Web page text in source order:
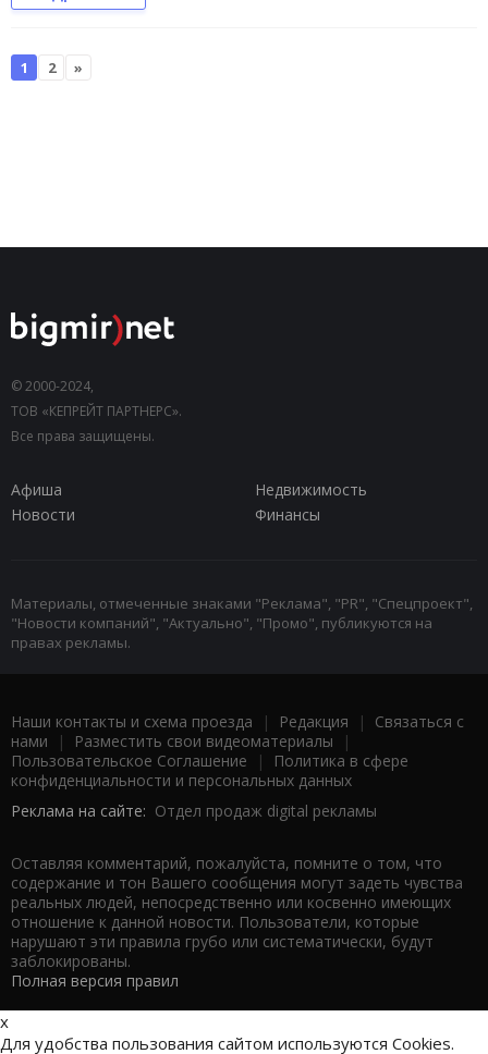
1 2 »
© 2000-2024,
ТОВ «КЕПРЕЙТ ПАРТНЕРС».
Все права защищены.
Афиша
Недвижимость
Новости
Финансы
Материалы, отмеченные знаками "Реклама", "PR", "Спецпроект",
"Новости компаний", "Актуально", "Промо", публикуются на
правах рекламы.
Наши контакты и схема проезда | Редакция | Связаться с
нами | Разместить свои видеоматериалы |
Пользовательское Соглашение |
Политика в сфере
конфиденциальности и персональных данных
Реклама на сайте: Отдел продаж digital рекламы
Оставляя комментарий, пожалуйста, помните о том, что
содержание и тон Вашего сообщения могут задеть чувства
реальных людей, непосредственно или косвенно имеющих
отношение к данной новости. Пользователи, которые
нарушают эти правила грубо или систематически, будут
заблокированы.
Полная версия правил
x
Для удобства пользования сайтом используются Cookies.